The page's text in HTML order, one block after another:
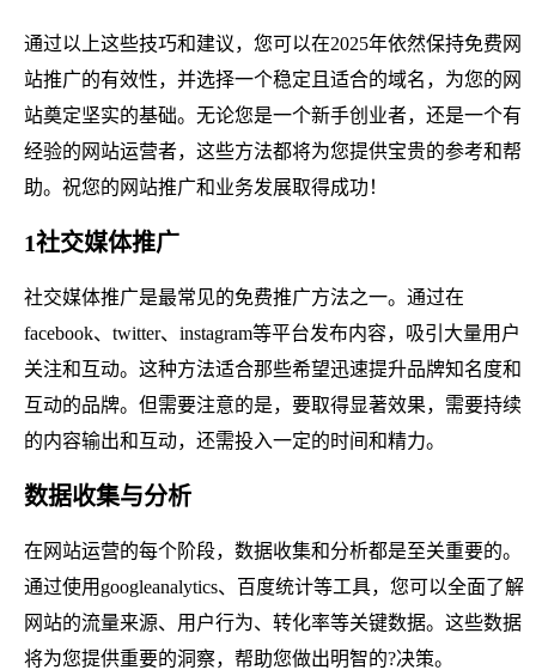
通过以上这些技巧和建议，您可以在2025年依然保持免费网
站推广的有效性，并选择一个稳定且适合的域名，为您的网
站奠定坚实的基础。无论您是一个新手创业者，还是一个有
经验的网站运营者，这些方法都将为您提供宝贵的参考和帮
助。祝您的网站推广和业务发展取得成功！
1社交媒体推广
社交媒体推广是最常见的免费推广方法之一。通过在
facebook、twitter、instagram等平台发布内容，吸引大量用户
关注和互动。这种方法适合那些希望迅速提升品牌知名度和
互动的品牌。但需要注意的是，要取得显著效果，需要持续
的内容输出和互动，还需投入一定的时间和精力。
数据收集与分析
在网站运营的每个阶段，数据收集和分析都是至关重要的。
通过使用googleanalytics、百度统计等工具，您可以全面了解
网站的流量来源、用户行为、转化率等关键数据。这些数据
将为您提供重要的洞察，帮助您做出明智的?决策。